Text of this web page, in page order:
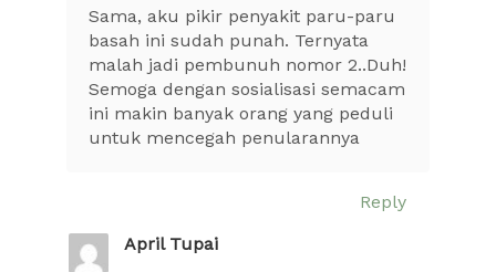
Sama, aku pikir penyakit paru-paru
basah ini sudah punah. Ternyata
malah jadi pembunuh nomor 2..Duh!
Semoga dengan sosialisasi semacam
ini makin banyak orang yang peduli
untuk mencegah penularannya
Reply
April Tupai